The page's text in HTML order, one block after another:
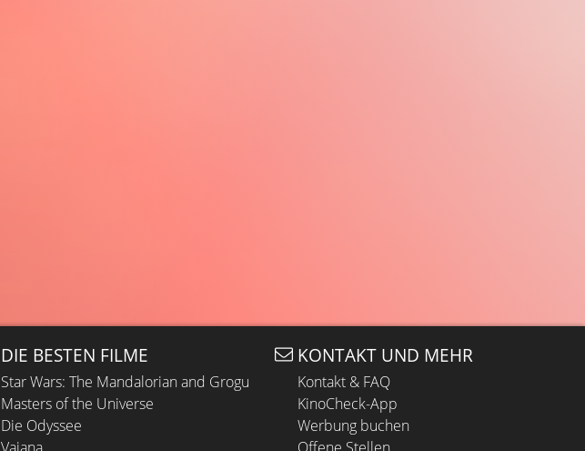
DIE BESTEN FILME
Star Wars: The Mandalorian and Grogu
Masters of the Universe
Die Odyssee
KONTAKT UND MEHR
Kontakt & FAQ
KinoCheck-App
Werbung buchen